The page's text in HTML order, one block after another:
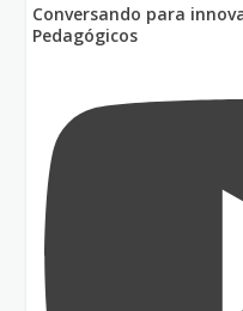
Conversando para
Pedagógicos